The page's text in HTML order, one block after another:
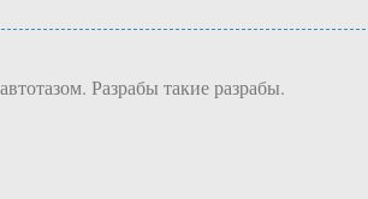
Разрабы такие разрабы.